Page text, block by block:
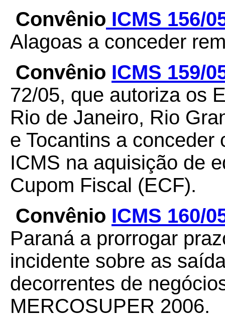
Convênio ICMS 156/
Alagoas a conceder
Convênio ICMS 159/
72/05, que autoriza os
Rio de Janeiro, Rio
e Tocantins a
ICMS na aquisição de
Cupom Fiscal (ECF).
Convênio ICMS 160/
Paraná a prorrogar
incidente sobre as
decorrentes de
MERCOSUPER 2006.